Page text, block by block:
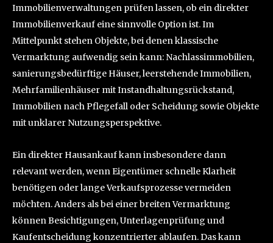
Immobilienverwaltungen prüfen lassen, ob ein direkter
Immobilienverkauf eine sinnvolle Option ist. Im
Mittelpunkt stehen Objekte, bei denen klassische
Vermarktung aufwendig sein kann: Nachlassimmobilien,
sanierungsbedürftige Häuser, leerstehende Immobilien,
Mehrfamilienhäuser mit Instandhaltungsrückstand,
Immobilien nach Pflegefall oder Scheidung sowie Objekte
mit unklarer Nutzungsperspektive.
Ein direkter Hausankauf kann insbesondere dann
relevant werden, wenn Eigentümer schnelle Klarheit
benötigen oder lange Verkaufsprozesse vermeiden
möchten. Anders als bei einer breiten Vermarktung
können Besichtigungen, Unterlagenprüfung und
Kaufentscheidung konzentrierter ablaufen. Das kann